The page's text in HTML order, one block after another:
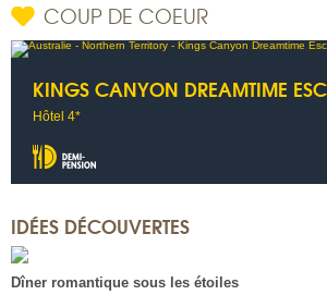
COUP DE COEUR
KINGS CANYON DREAMTIME
Hôtel 4*
IDÉES DÉCOUVERTES
Dîner romantique sous les étoiles